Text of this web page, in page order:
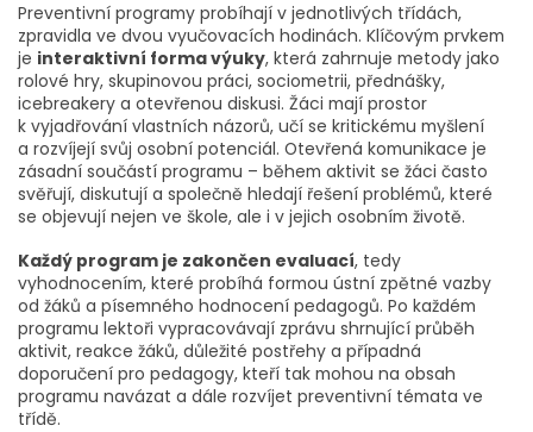
Preventivní programy probíhají v jednotlivých třídách,
zpravidla ve dvou vyučovacích hodinách. Klíčovým prvkem
je interaktivní forma výuky, která zahrnuje metody jako
rolové hry, skupinovou práci, sociometrii, přednášky,
icebreakery a otevřenou diskusi. Žáci mají prostor
k vyjadřování vlastních názorů, učí se kritickému myšlení
a rozvíjejí svůj osobní potenciál. Otevřená komunikace je
zásadní součástí programu – během aktivit se žáci často
svěřují, diskutují a společně hledají řešení problémů, které
se objevují nejen ve škole, ale i v jejich osobním životě.
Každý program je zakončen evaluací, tedy
vyhodnocením, které probíhá formou ústní zpětné vazby
od žáků a písemného hodnocení pedagogů. Po každém
programu lektoři vypracovávají zprávu shrnující průběh
aktivit, reakce žáků, důležité postřehy a případná
doporučení pro pedagogy, kteří tak mohou na obsah
programu navázat a dále rozvíjet preventivní témata ve
třídě.